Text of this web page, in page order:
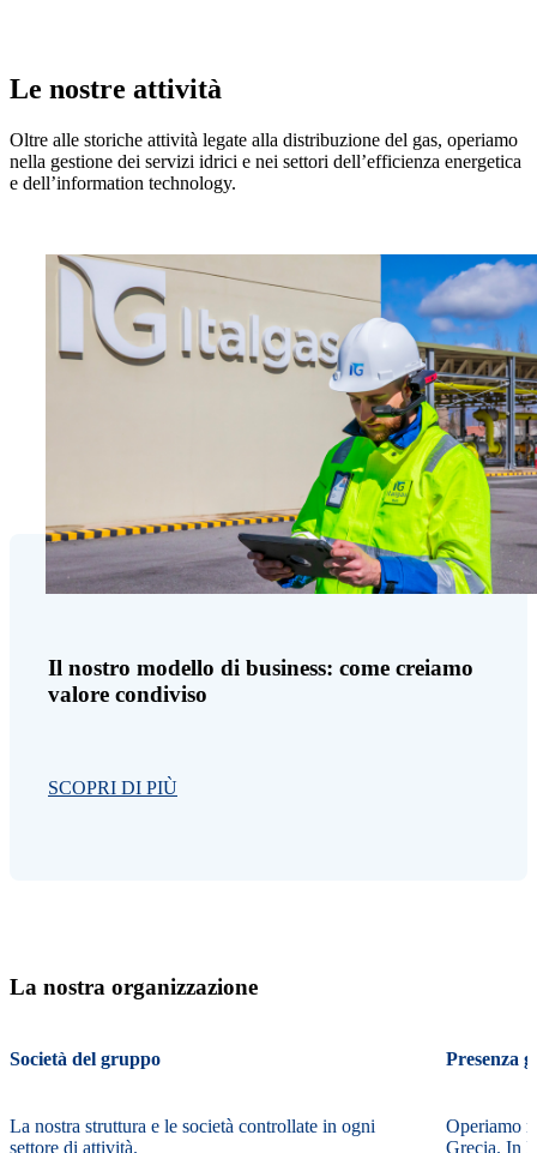
Le nostre attività
Oltre alle storiche attività legate alla distribuzione del gas, operiamo
nella gestione dei servizi idrici e nei settori dell’efficienza energetica
e dell’information technology.
Il nostro modello di business: come creiamo
valore condiviso
SCOPRI DI PIÙ
La nostra organizzazione
Società del gruppo
La nostra struttura e le società controllate in ogni
settore di attività.
Presenza
Operiamo
Grecia. In